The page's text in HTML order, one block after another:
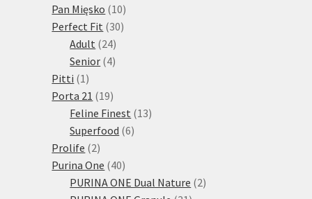
Pan Mięsko 1010
produktů
Perfect Fit 3030
Adult 2424
produktů
Senior 44
Pitti 1 1
produkt
Porta 21 1919
produktů
Feline Finest 1313
Superfood 66
Prolife 22
produkty
Purina One 4040
produktů
PURINA ONE Dual Nature 22